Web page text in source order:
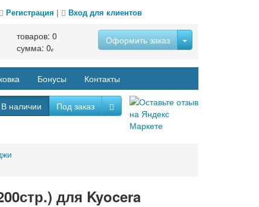
Регистрация | Вход для клиентов
товаров: 0
сумма: 0
Оформить заказ
Бонусы Контакты
В наличии Под заказ
для Kyocera